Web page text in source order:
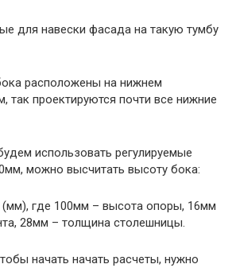
для навески фасада на такую тумбу
расположены на нижнем
так проектируются почти все нижние
использовать регулируемые
можно высчитать высоту бока:
(мм), где 100мм – высота опоры, 16мм
28мм – толщина столешницы.
начать начать расчеты, нужно